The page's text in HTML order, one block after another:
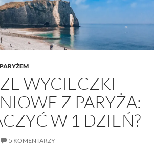
WYCIECZKI
Z PARYŻA:
W 1 DZIEŃ?
5 KOMENTARZY